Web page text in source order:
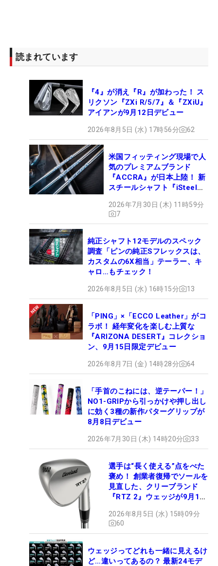
読まれています
『4』が消え『R』が加わった！ ス
リクソン『ZXi R/5/7』＆『ZXiU』
アイアンが9月12日デビュー
2026年8月5日 (水) 17時56分 62
米国フィッティング現場で人
気のプレミアムブランド
『ACCRA』が日本上陸！ 新
スチールシャフト『iSteel
2026年7月30日 (木) 11時59分
7
純正シャフト12モデルのスペック
調査「ピンの純正Sフレックスは、
カスタムの6X相当」テーラー、キ
ャロ…もチェック！
2026年8月5日 (水) 16時15分 13
「PING」×「ECCO Leather」がコ
ラボ！ 経年変化を楽しむ上質な
『ARIZONA DESERT』コレクショ
ン、9月15日限定デビュー
2026年8月7日 (金) 14時28分 64
「手首のこねには、逆テーパー！」
NO1-GRIPから引っかけや押し出し
に効く3種の新作パターグリップが
8月8日デビュー
2026年7月30日 (木) 14時20分 33
選手は“長く使える”点をべた
褒め！ 創業者復帰でソールを
見直した、クリーブランド
『RTZ 2』ウェッジが9月12
2026年8月5日 (水) 15時09分
60
ウェッジってどれも一緒に見えるけ
ど…違いってあるの？ 最新24モデ